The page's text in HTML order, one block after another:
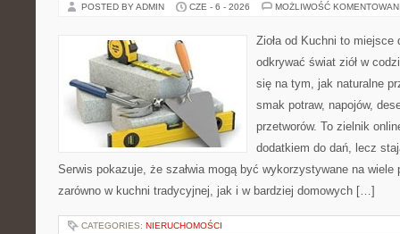
POSTED BY ADMIN CZE - 6 - 2026 MOŻLIWOŚĆ
Zioła od Kuchni to
odkrywać świat ziół w
się na tym, jak naturalne
smak potraw, napojów,
przetworów. To zielnik
dodatkiem do dań, lecz
Serwis pokazuje, że szałwia mogą być wykorzystywane na wiele
zarówno w kuchni tradycyjnej, jak i w bardziej domowych […]
CATEGORIES: NIERUCHOMOŚCI